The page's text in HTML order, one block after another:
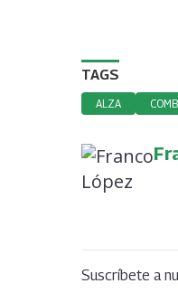
TAGS
ALZA
Suscríbete a